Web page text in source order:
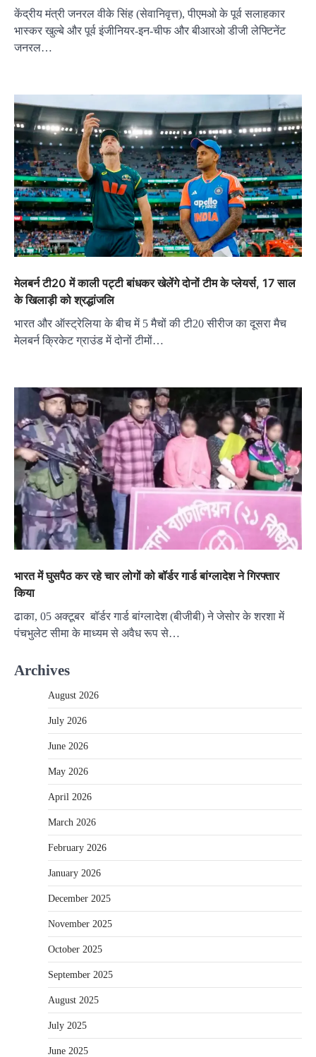
केंद्रीय मंत्री जनरल वीके सिंह (सेवानिवृत्त), पीएमओ के पूर्व सलाहकार
भास्कर खुल्बे और पूर्व इंजीनियर-इन-चीफ और बीआरओ डीजी लेफ्टिनेंट
जनरल…
मेलबर्न टी20 में काली पट्टी बांधकर खेलेंगे दोनों टीम के प्लेयर्स, 17 साल
के खिलाड़ी को श्रद्धांजलि
भारत और ऑस्ट्रेलिया के बीच में 5 मैचों की टी20 सीरीज का दूसरा मैच
मेलबर्न क्रिकेट ग्राउंड में दोनों टीमों…
भारत में घुसपैठ कर रहे चार लोगों को बॉर्डर गार्ड बांग्लादेश ने गिरफ्तार
किया
ढाका, 05 अक्टूबर बॉर्डर गार्ड बांग्लादेश (बीजीबी) ने जेसोर के शरशा में
पंचभुलेट सीमा के माध्यम से अवैध रूप से…
Archives
August 2026
July 2026
June 2026
May 2026
April 2026
March 2026
February 2026
January 2026
December 2025
November 2025
October 2025
September 2025
August 2025
July 2025
June 2025